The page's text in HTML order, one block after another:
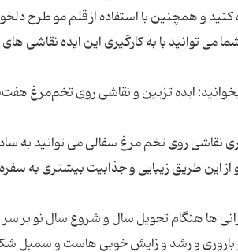
کنید و همچنین با استفاده از قلم مو طرح
نقاشی روی تخم مرغ سفالی می توانید به
ها هنگام تحویل سال و شروع سال نو بر